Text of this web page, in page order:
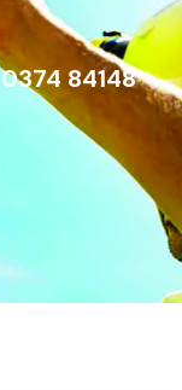
0374 84148